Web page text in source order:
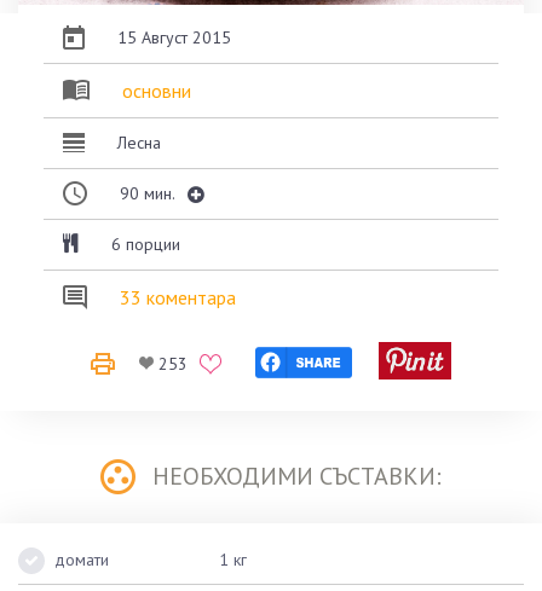
15 Август 2015
основни
Лесна
90 мин.
6 порции
33 коментара
253
НЕОБХОДИМИ СЪСТАВКИ:
домати 1 кг